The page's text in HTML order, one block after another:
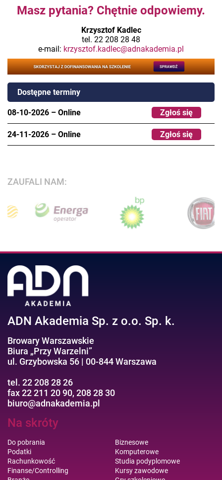
Masz pytania? Chętnie odpowiemy.
Krzysztof Kadlec
tel. 22 208 28 48
e-mail: krzysztof.kadlec@adnakademia.pl
Dostępne terminy
08-10-2026 – Online Zgłoś się
24-11-2026 – Online Zgłoś się
ZAUFALI NAM:
ADN Akademia Sp. z o.o. Sp. k.
Browary Warszawskie
Biura „Przy Warzelni”
ul. Grzybowska 56 | 00-844 Warszawa
tel. 22 208 28 26
fax 22 211 20 90, 208 28 30
biuro@adnakademia.pl
Na skróty
Do pobrania
Podatki
Rachunkowość
Finanse/Controlling
Biznesowe
Komputerowe
Studia podyplomowe
Kursy zawodowe